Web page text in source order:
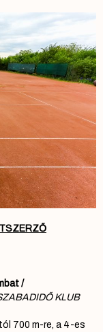
/
KLUB
700 m-re, a 4-es